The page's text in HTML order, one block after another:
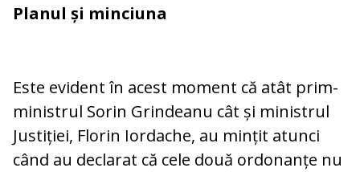
Planul și minciuna
Este evident în acest moment că atât prim-
ministrul Sorin Grindeanu cât și ministrul
Justiției, Florin Iordache, au mințit atunci
când au declarat că cele două ordonanțe nu